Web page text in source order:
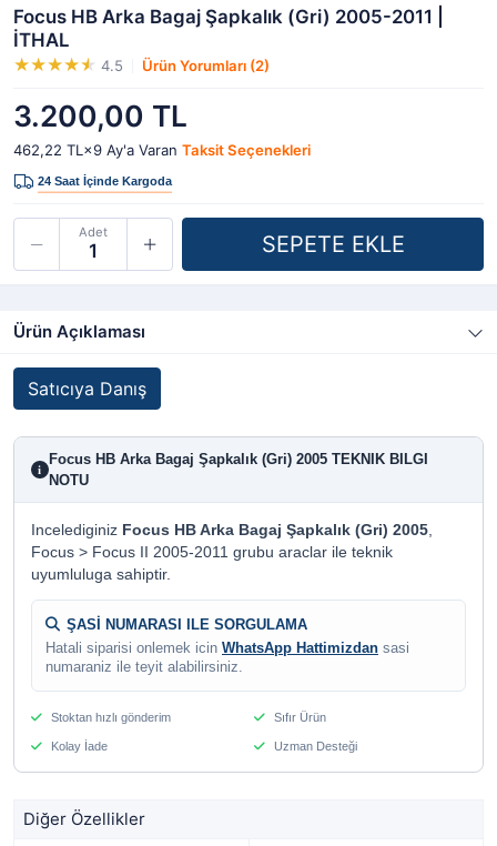
Focus HB Arka Bagaj Şapkalık (Gri) 2005-2011 |
İTHAL
4.5 Ürün Yorumları (2)
3.200,00 TL
462,22 TL×9 Ay'a Varan Taksit Seçenekleri
Adet
Ürün Açıklaması
Satıcıya Danış
i
Focus HB Arka Bagaj Şapkalık (Gri) 2005 TEKNIK BILGI
NOTU
Incelediginiz Focus HB Arka Bagaj Şapkalık (Gri) 2005,
Focus > Focus II 2005-2011 grubu araclar ile teknik
uyumluluga sahiptir.
ŞASİ NUMARASI ILE SORGULAMA
Hatali siparisi onlemek icin WhatsApp Hattimizdan sasi
numaraniz ile teyit alabilirsiniz.
Stoktan hızlı gönderim Sıfır Ürün
Kolay İade Uzman Desteği
Diğer Özellikler